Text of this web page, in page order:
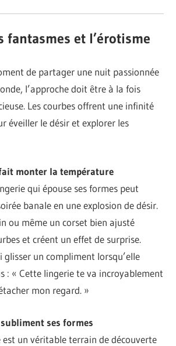
fantasmes et l’érotisme
de partager une nuit passionnée
l’approche doit être à la fois
Les courbes offrent une infinité
éveiller le désir et explorer les
monter la température
qui épouse ses formes peut
banale en une explosion de désir.
ou même un corset bien ajusté
et créent un effet de surprise.
glisser un compliment lorsqu’elle
: « Cette lingerie te va incroyablement
mon regard. »
ses formes
est un véritable terrain de découverte